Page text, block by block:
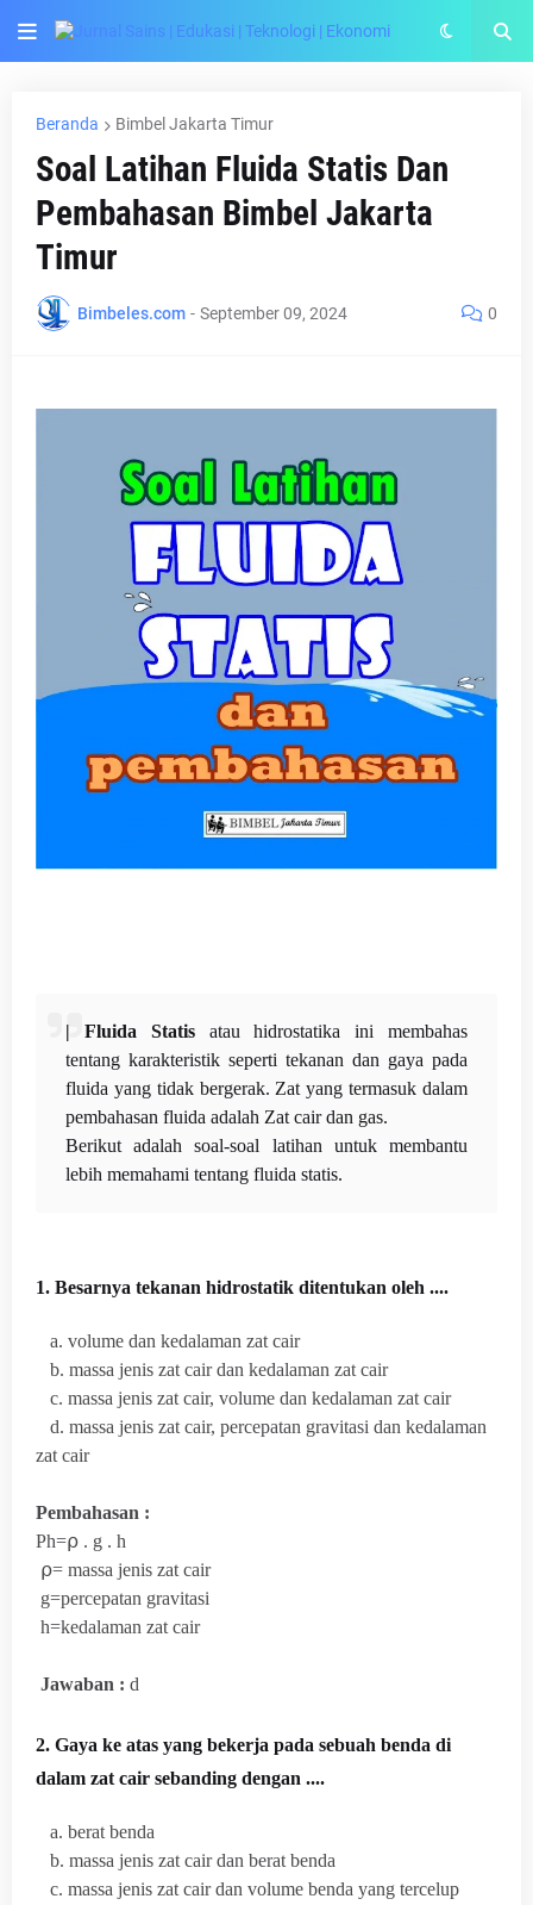
Beranda Bimbel Jakarta Timur
Soal Latihan Fluida Statis Dan
Pembahasan Bimbel Jakarta
Timur
Bimbeles.com - September 09, 2024 0
| Fluida Statis atau hidrostatika ini membahas
tentang karakteristik seperti tekanan dan gaya pada
fluida yang tidak bergerak. Zat yang termasuk dalam
pembahasan fluida adalah Zat cair dan gas.
Berikut adalah soal-soal latihan untuk membantu
lebih memahami tentang fluida statis.
1. Besarnya tekanan hidrostatik ditentukan oleh ....
a. volume dan kedalaman zat cair
b. massa jenis zat cair dan kedalaman zat cair
c. massa jenis zat cair, volume dan kedalaman zat cair
d. massa jenis zat cair, percepatan gravitasi dan kedalaman
zat cair
Pembahasan :
Ph=⍴ . g . h
⍴= massa jenis zat cair
g=percepatan gravitasi
h=kedalaman zat cair
Jawaban : d
2. Gaya ke atas yang bekerja pada sebuah benda di
dalam zat cair sebanding dengan ....
a. berat benda
b. massa jenis zat cair dan berat benda
c. massa jenis zat cair dan volume benda yang tercelup